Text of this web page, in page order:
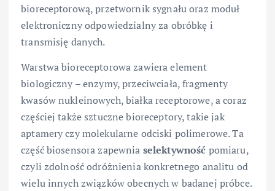
bioreceptorową, przetwornik sygnału oraz moduł
elektroniczny odpowiedzialny za obróbkę i
transmisję danych.
Warstwa bioreceptorowa zawiera element
biologiczny – enzymy, przeciwciała, fragmenty
kwasów nukleinowych, białka receptorowe, a coraz
częściej także sztuczne bioreceptory, takie jak
aptamery czy molekularne odciski polimerowe. Ta
część biosensora zapewnia selektywność pomiaru,
czyli zdolność odróżnienia konkretnego analitu od
wielu innych związków obecnych w badanej próbce.